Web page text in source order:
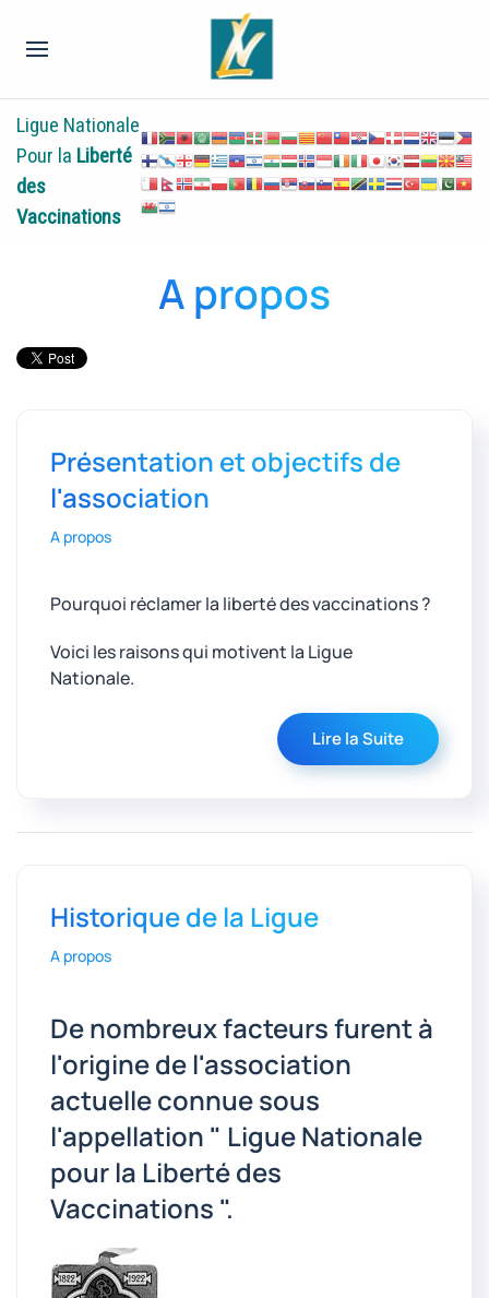
Ligue Nationale
Pour la Liberté
des
Vaccinations
A propos
Présentation et objectifs de
l'association
A propos
Pourquoi réclamer la liberté des vaccinations ?
Voici les raisons qui motivent la Ligue
Nationale.
Lire la Suite
Historique de la Ligue
A propos
De nombreux facteurs furent à
l'origine de l'association
actuelle connue sous
l'appellation " Ligue Nationale
pour la Liberté des
Vaccinations ".